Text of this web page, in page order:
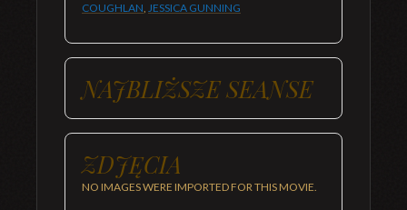
COUGHLAN, JESSICA GUNNING
NAJBLIŻSZE SEANSE
ZDJĘCIA
NO IMAGES WERE IMPORTED FOR THIS MOVIE.